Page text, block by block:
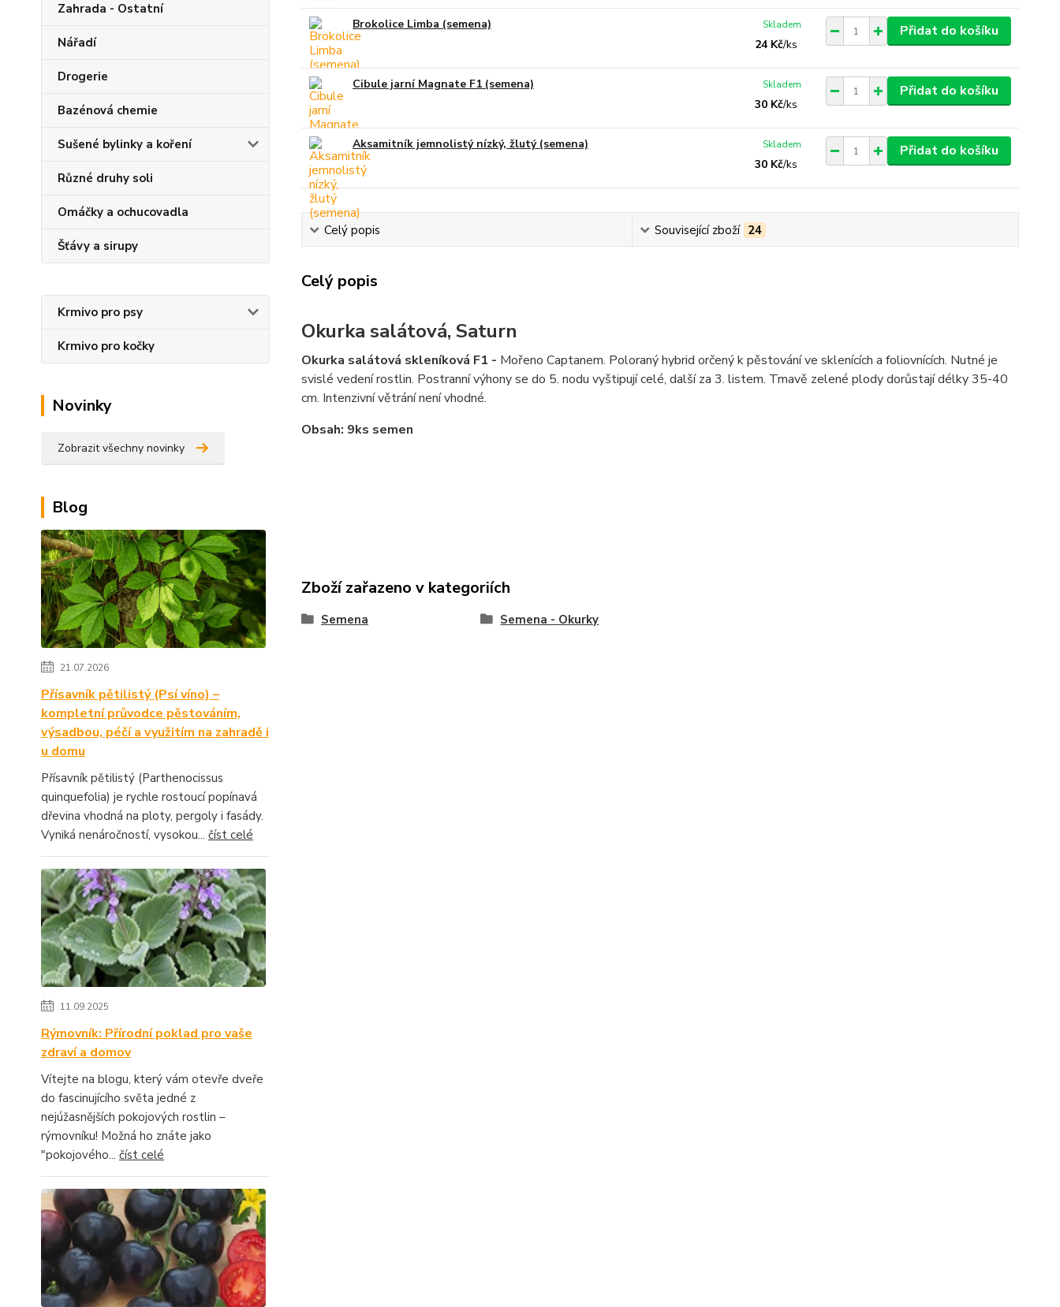
Zahrada - Ostatní
Nářadí
Drogerie
Bazénová chemie
Sušené bylinky a koření
Různé druhy soli
Omáčky a ochucovadla
Šťávy a sirupy
Krmivo pro psy
Krmivo pro kočky
Novinky
Zobrazit všechny novinky
Blog
21.07.2026
Přísavník pětilistý (Psí víno) –
kompletní průvodce pěstováním,
výsadbou, péčí a využitím na zahradě i
u domu
Přísavník pětilistý (Parthenocissus
quinquefolia) je rychle rostoucí popínavá
dřevina vhodná na ploty, pergoly i fasády.
Vyniká nenáročností, vysokou... číst celé
11.09.2025
Rýmovník: Přírodní poklad pro vaše
zdraví a domov
Vítejte na blogu, který vám otevře dveře
do fascinujícího světa jedné z
nejúžasnějších pokojových rostlin –
rýmovníku! Možná ho znáte jako
"pokojového... číst celé
Brokolice Limba (semena)
24 Kč/ks
Skladem Přidat do košíku
Cibule jarní Magnate F1 (semena)
30 Kč/ks
Skladem Přidat do košíku
Aksamitník jemnolistý nízký, žlutý (semena)
30 Kč/ks
Skladem Přidat do košíku
Celý popis Související zboží 24
Celý popis
Okurka salátová, Saturn
Okurka salátová skleníková F1 - Mořeno Captanem. Poloraný hybrid orčený k pěstování ve sklenících a foliovnících. Nutné je
svislé vedení rostlin. Postranní výhony se do 5. nodu vyštipují celé, další za 3. listem. Tmavě zelené plody dorůstají délky 35-40
cm. Intenzivní větrání není vhodné.
Obsah: 9ks semen
Zboží zařazeno v kategoriích
Semena Semena - Okurky